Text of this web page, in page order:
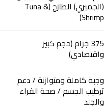
(الجمبري) الطازج (Tuna &
Shrimp)
375 جرام (حجم كبير
واقتصادي)
وجبة كاملة ومتوازنة / دعم
ترطيب الجسم / صحة الفراء
والجلد